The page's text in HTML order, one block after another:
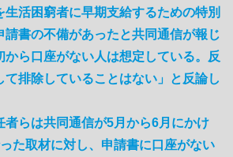
活困窮者に早期支給するための特別
請書の不備があったと共同通信が報じ
から口座がない人は想定している。反
て排除していることはない」と反論し
らは共同通信が5月から6月にかけ
た取材に対し、申請書に口座がない